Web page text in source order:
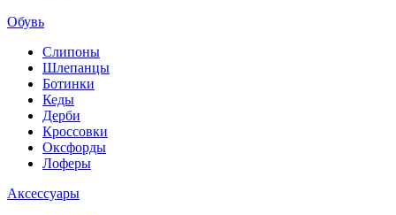
Обувь
Слипоны
Шлепанцы
Ботинки
Кеды
Дерби
Кроссовки
Оксфорды
Лоферы
Аксессуары